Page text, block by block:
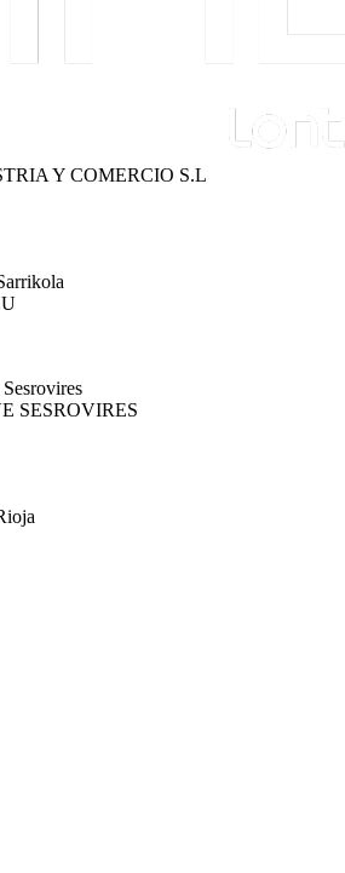
Y COMERCIO S.L
SESROVIRES